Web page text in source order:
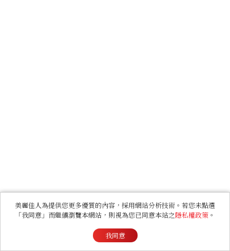
美麗佳人為提供您更多優質的內容，採用網站分析技術。若您未點選
「我同意」而繼續瀏覽本網站，則視為您已同意本站之隱私權政策 。
我同意